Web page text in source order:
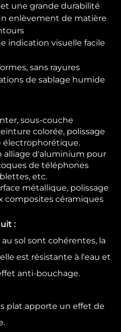
une grande durabilité
enlèvement de matière
indication visuelle facile
sans rayures
de sablage humide
sous-couche
colorée, polissage
électrophorétique.
alliage d'aluminium pour
de téléphones
etc.
métallique, polissage
composites céramiques
:
au sol sont cohérentes, la
est résistante à l'eau et
anti-bouchage.
plat apporte un effet de